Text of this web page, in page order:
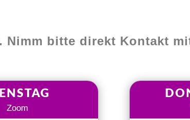
bitte direkt Kontakt
Zoom